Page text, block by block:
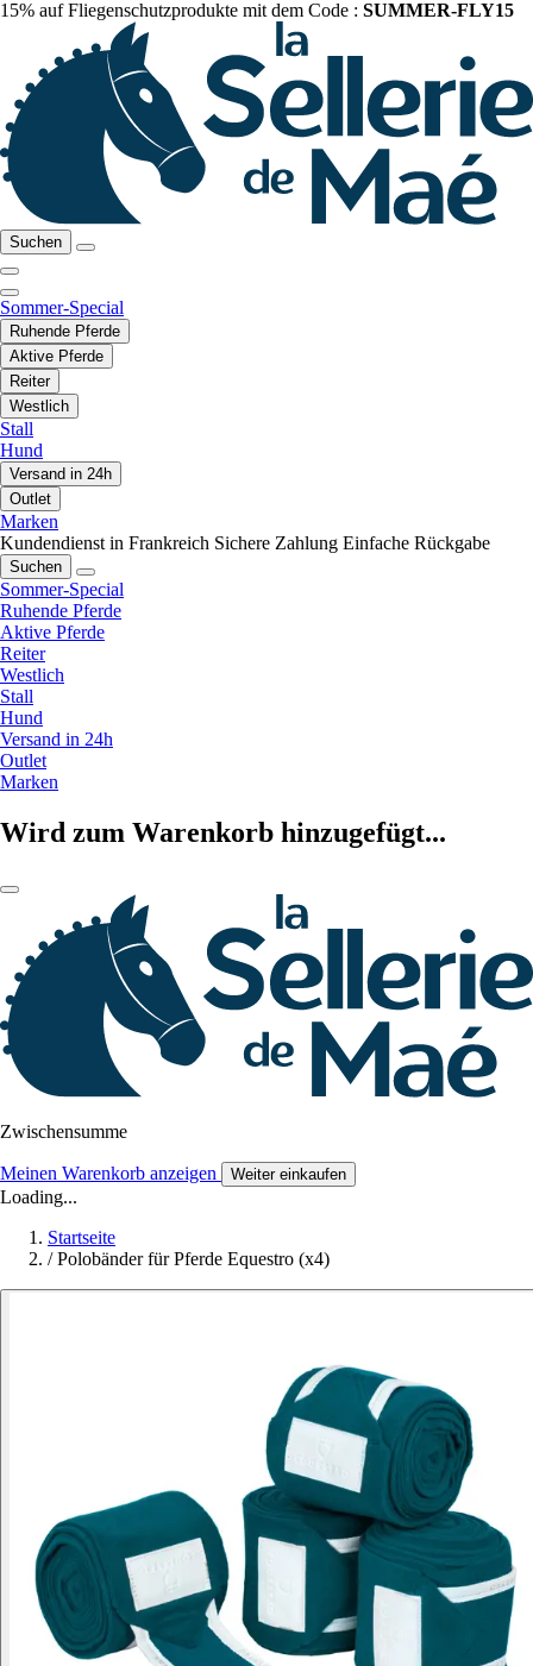
15% auf Fliegenschutzprodukte mit dem Code : SUMMER-FLY15
Suchen
Sommer-Special
Ruhende Pferde
Aktive Pferde
Reiter
Westlich
Stall
Hund
Versand in 24h
Outlet
Marken
Kundendienst in Frankreich Sichere Zahlung Einfache Rückgabe
Suchen
Sommer-Special
Ruhende Pferde
Aktive Pferde
Reiter
Westlich
Stall
Hund
Versand in 24h
Outlet
Marken
Wird zum Warenkorb hinzugefügt...
Zwischensumme
Meinen Warenkorb anzeigen Weiter einkaufen
Loading...
Startseite
/ Polobänder für Pferde Equestro (x4)